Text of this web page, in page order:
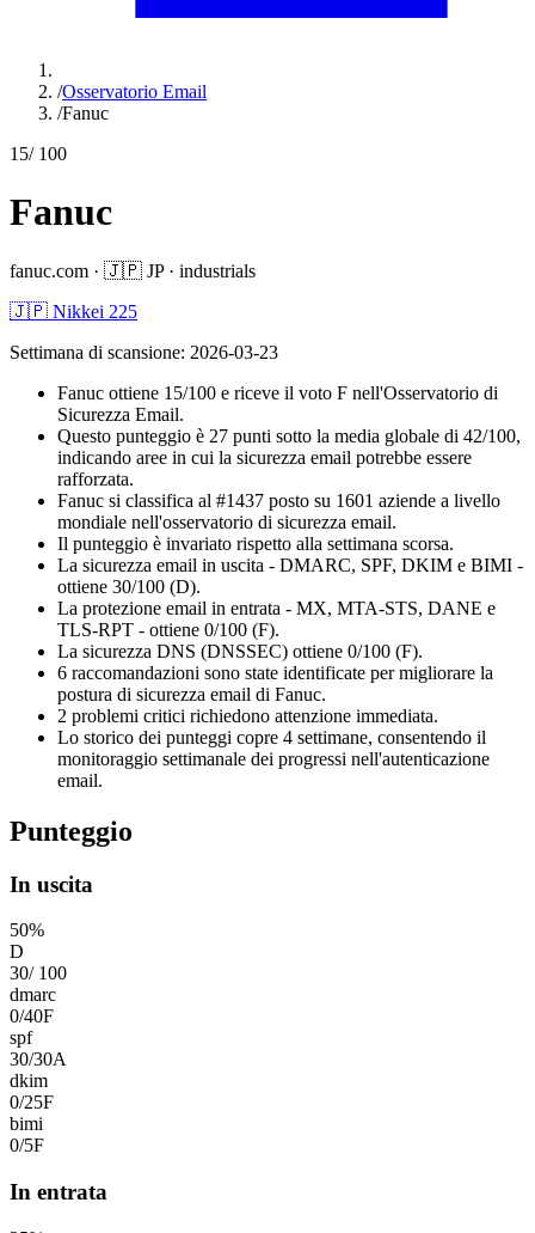
/Osservatorio Email
/Fanuc
15/ 100
Fanuc
fanuc.com · 🇯🇵 JP· industrials
🇯🇵 Nikkei 225
Settimana di scansione: 2026-03-23
Fanuc ottiene 15/100 e riceve il voto F nell'Osservatorio di
Sicurezza Email.
Questo punteggio è 27 punti sotto la media globale di 42/100,
indicando aree in cui la sicurezza email potrebbe essere
rafforzata.
Fanuc si classifica al #1437 posto su 1601 aziende a livello
mondiale nell'osservatorio di sicurezza email.
Il punteggio è invariato rispetto alla settimana scorsa.
La sicurezza email in uscita - DMARC, SPF, DKIM e BIMI -
ottiene 30/100 (D).
La protezione email in entrata - MX, MTA-STS, DANE e
TLS-RPT - ottiene 0/100 (F).
La sicurezza DNS (DNSSEC) ottiene 0/100 (F).
6 raccomandazioni sono state identificate per migliorare la
postura di sicurezza email di Fanuc.
2 problemi critici richiedono attenzione immediata.
Lo storico dei punteggi copre 4 settimane, consentendo il
monitoraggio settimanale dei progressi nell'autenticazione
email.
Punteggio
In uscita
50%
D
30/ 100
dmarc
0/40F
spf
30/30A
dkim
0/25F
bimi
0/5F
In entrata